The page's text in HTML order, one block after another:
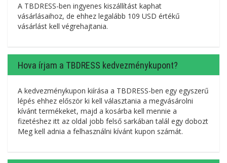
A TBDRESS-ben ingyenes kiszállítást kaphat
vásárlásaihoz, de ehhez legalább 109 USD értékű
vásárlást kell végrehajtania.
Hova írjam a TBDRESS kedvezménykupont?
A kedvezménykupon kiírása a TBDRESS-ben egy egyszerű
lépés ehhez először ki kell választania a megvásárolni
kívánt termékeket, majd a kosárba kell mennie a
fizetéshez itt az oldal jobb felső sarkában talál egy dobozt
Meg kell adnia a felhasználni kívánt kupon számát.